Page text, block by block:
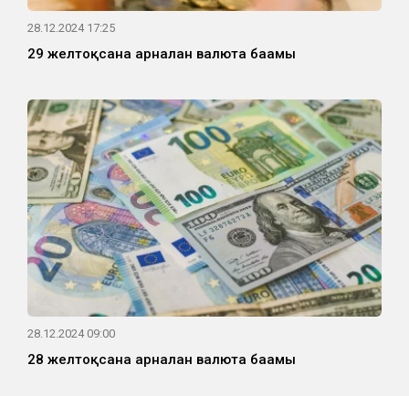
28.12.2024 17:25
29 желтоқсанға арналған валюта бағамы
28.12.2024 09:00
28 желтоқсанға арналған валюта бағамы